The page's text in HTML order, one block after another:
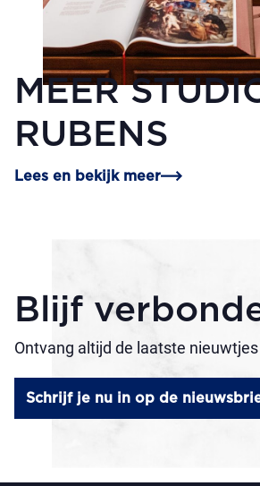
MEER
RUBENS
Lees en bekijk meer
Blijf
Ontvang altijd de laatste nieuwtjes
Schrijf je nu in op de